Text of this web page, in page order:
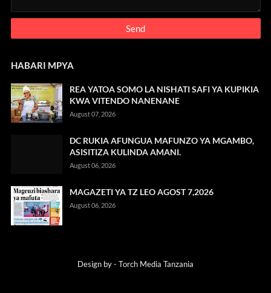
HABARI MPYA
REA YATOA SOMO LA NISHATI SAFI YA KUPIKIA
KWA VITENDO NANENANE
August 07, 2026
DC RUKIA AFUNGUA MAFUNZO YA MGAMBO,
ASISITIZA KULINDA AMANI.
August 06, 2026
MAGAZETI YA TZ LEO AGOST 7,2026
August 06, 2026
Design by - Torch Media Tanzania